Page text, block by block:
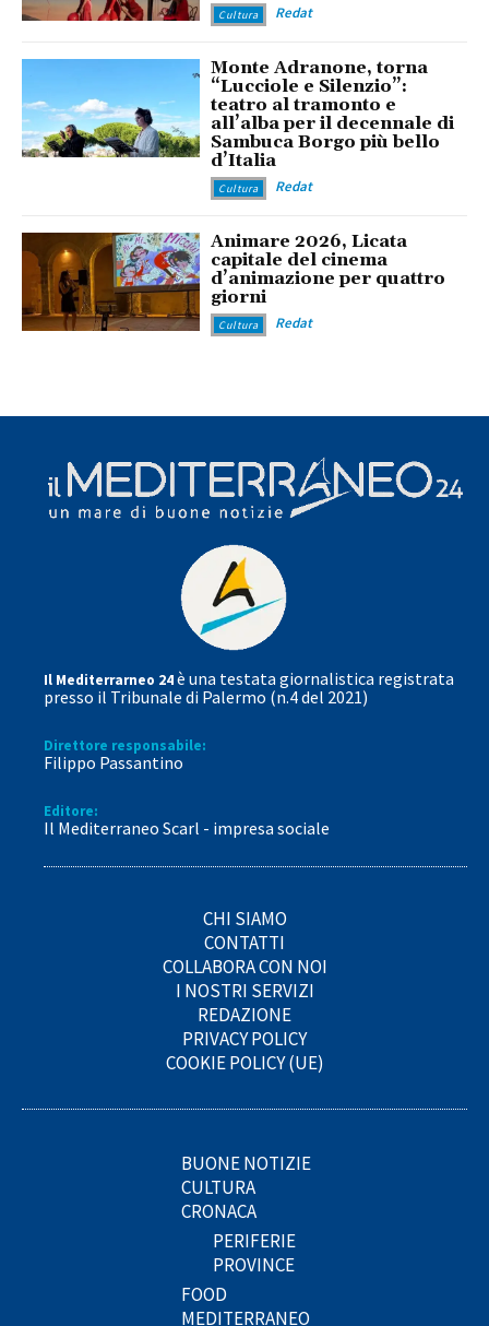
Cultura Redat
Monte Adranone, torna
“Lucciole e Silenzio”:
teatro al tramonto e
all’alba per il decennale di
Sambuca Borgo più bello
d’Italia
Cultura Redat
Animare 2026, Licata
capitale del cinema
d’animazione per quattro
giorni
Cultura Redat
Il Mediterrarneo 24è una testata giornalistica registrata
presso il Tribunale di Palermo (n.4 del 2021)
Direttore responsabile:
Filippo Passantino
Editore:
Il Mediterraneo Scarl - impresa sociale
CHI SIAMO
CONTATTI
COLLABORA CON NOI
I NOSTRI SERVIZI
REDAZIONE
PRIVACY POLICY
COOKIE POLICY (UE)
BUONE NOTIZIE
CULTURA
CRONACA
PERIFERIE
PROVINCE
FOOD
MEDITERRANEO